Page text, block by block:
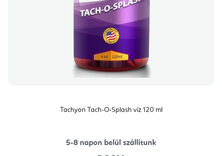
Tachyon Tach-O-Splash víz 120 ml
5-8 napon belül szállítunk